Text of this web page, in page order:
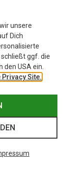
Merino Top
unsere
Dich
ggf. die
den USA ein.
Site.